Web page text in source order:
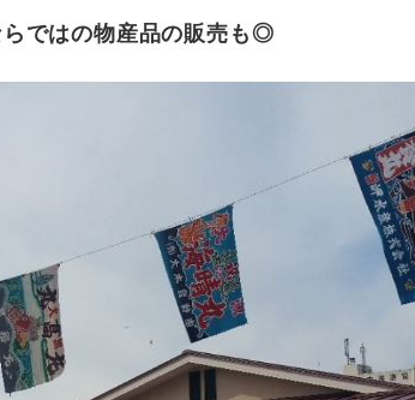
らではの物産品の販売も◎